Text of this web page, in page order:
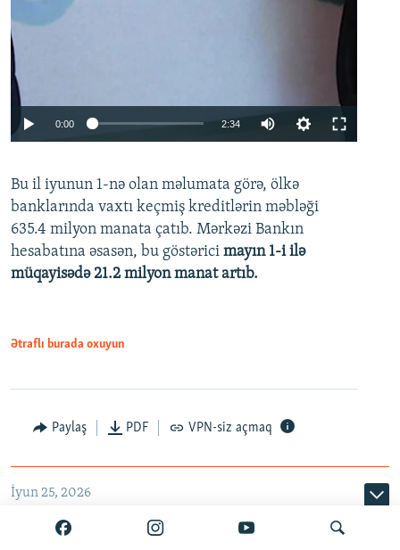
Auto 240p 360p 480p
720p 1080p
0:00 2:34
360p
480p
720p
Bu il iyunun 1-nə olan məlumata görə, ölkə
banklarında vaxtı keçmiş kreditlərin məbləği
635.4 milyon manata çatıb. Mərkəzi Bankın
hesabatına əsasən, bu göstərici mayın 1-i ilə
müqayisədə 21.2 milyon manat artıb.
Ətraflı burada oxuyun
Paylaş PDF VPN-siz açmaq
İyun 25, 2026
ABB kartlardakı texniki